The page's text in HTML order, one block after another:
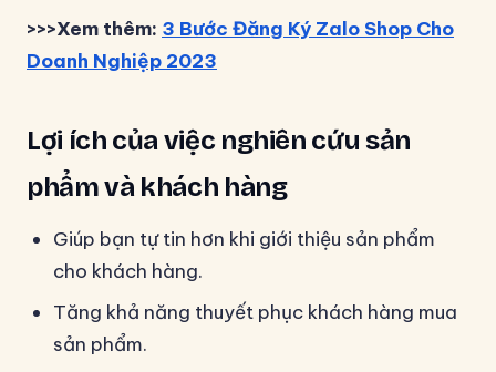
>>>Xem thêm: 3 Bước Đăng Ký Zalo Shop Cho
Doanh Nghiệp 2023
Lợi ích của việc nghiên cứu sản
phẩm và khách hàng
Giúp bạn tự tin hơn khi giới thiệu sản phẩm
cho khách hàng.
Tăng khả năng thuyết phục khách hàng mua
sản phẩm.